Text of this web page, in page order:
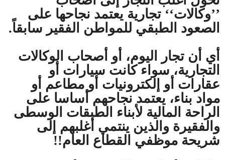
’’وكالات‘‘ تجارية يعتمد نجاحها على
الصعود الطبقي للمواطن الفقير سابقاً.
أي أن تجار اليوم، أو أصحاب الوكالات
التجارية، سواء كانت سيارات أو
عقارات أو إلكترونيات أو مطاعم أو
مواد بناء، يعتمد نجاحهم أساسا على
الراحة المالية لأبناء الطبقات الوسطى
والفقيرة والذين ينتمي أغلبهم إلى
شريحة موظفي القطاع العام!!